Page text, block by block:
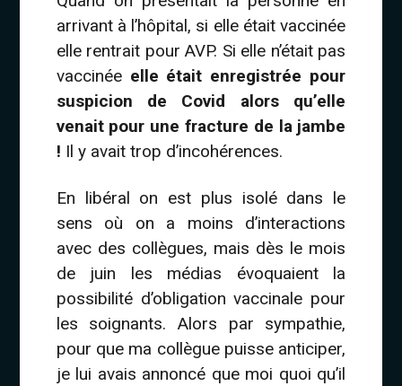
arrivant à l’hôpital, si elle était vaccinée
elle rentrait pour AVP. Si elle n’était pas
vaccinée elle était enregistrée pour
suspicion de Covid alors qu’elle
venait pour une fracture de la jambe
! Il y avait trop d’incohérences.
En libéral on est plus isolé dans le
sens où on a moins d’interactions
avec des collègues, mais dès le mois
de juin les médias évoquaient la
possibilité d’obligation vaccinale pour
les soignants. Alors par sympathie,
pour que ma collègue puisse anticiper,
je lui avais annoncé que moi quoi qu’il